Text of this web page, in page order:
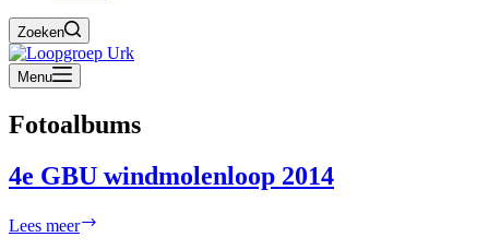
Zoeken
Menu
Fotoalbums
4e GBU windmolenloop 2014
Lees meer